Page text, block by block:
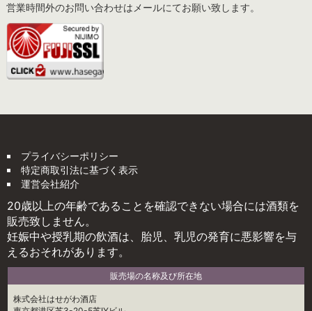
営業時間外のお問い合わせはメールにてお願い致します。
プライバシーポリシー
特定商取引法に基づく表示
運営会社紹介
20歳以上の年齢であることを確認できない場合には酒類を
販売致しません。
妊娠中や授乳期の飲酒は、胎児、乳児の発育に悪影響を与
えるおそれがあります。
販売場の名称及び所在地
株式会社はせがわ酒店